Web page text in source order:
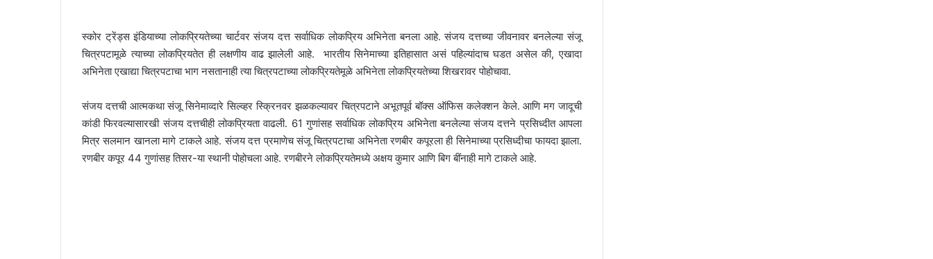
स्कोर ट्रेंड्स इंडियाच्या लोकप्रियतेच्या चार्टवर संजय दत्त सर्वाधिक लोकप्रिय अभिनेता बनला आहे. संजय दत्तच्या जीवनावर बनलेल्या संजू
चित्रपटामूळे त्याच्या लोकप्रियतेत ही लक्षणीय वाढ झालेली आहे. भारतीय सिनेमाच्या इतिहासात असं पहिल्यांदाच घडत असेल की, एखादा
अभिनेता एखाद्या चित्रपटाचा भाग नसतानाही त्या चित्रपटाच्या लोकप्रियतेमूळे अभिनेता लोकप्रियतेच्या शिखरावर पोहोचावा.
संजय दत्तची आत्मकथा संजू सिनेमाव्दारे सिल्व्हर स्क्रिनवर झळकल्यावर चित्रपटाने अभूतपूर्व बॉक्स ऑफिस कलेक्शन केले. आणि मग जादूची
कांडी फिरवल्यासारखी संजय दत्तचीही लोकप्रियता वाढली. 61 गुणांसह सर्वाधिक लोकप्रिय अभिनेता बनलेल्या संजय दत्तने प्रसिध्दीत आपला
मित्र सलमान खानला मागे टाकले आहे. संजय दत्त प्रमाणेच संजू चित्रपटाचा अभिनेता रणबीर कपूरला ही सिनेमाच्या प्रसिध्दीचा फायदा झाला.
रणबीर कपूर 44 गुणांसह तिसर-या स्थानी पोहोचला आहे. रणबीरने लोकप्रियतेमध्ये अक्षय कुमार आणि बिग बींनाही मागे टाकले आहे.